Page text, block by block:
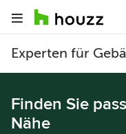
Experten für
Finden Sie
Nähe